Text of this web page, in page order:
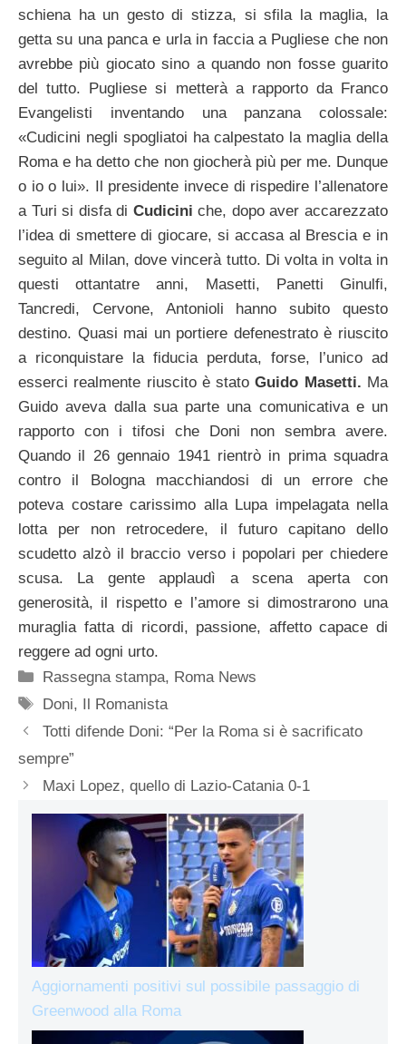
schiena ha un gesto di stizza, si sfila la maglia, la
getta su una panca e urla in faccia a Pugliese che non
avrebbe più giocato sino a quando non fosse guarito
del tutto. Pugliese si metterà a rapporto da Franco
Evangelisti inventando una panzana colossale:
«Cudicini negli spogliatoi ha calpestato la maglia della
Roma e ha detto che non giocherà più per me. Dunque
o io o lui». Il presidente invece di rispedire l’allenatore
a Turi si disfa di Cudiciniche, dopo aver accarezzato
l’idea di smettere di giocare, si accasa al Brescia e in
seguito al Milan, dove vincerà tutto. Di volta in volta in
questi ottantatre anni, Masetti, Panetti Ginulfi,
Tancredi, Cervone, Antonioli hanno subito questo
destino. Quasi mai un portiere defenestrato è riuscito
a riconquistare la fiducia perduta, forse, l’unico ad
esserci realmente riuscito è statoGuido Masetti. Ma
Guido aveva dalla sua parte una comunicativa e un
rapporto con i tifosi che Doni non sembra avere.
Quando il 26 gennaio 1941 rientrò in prima squadra
contro il Bologna macchiandosi di un errore che
poteva costare carissimo alla Lupa impelagata nella
lotta per non retrocedere, il futuro capitano dello
scudetto alzò il braccio verso i popolari per chiedere
scusa. La gente applaudì a scena aperta con
generosità, il rispetto e l’amore si dimostrarono una
muraglia fatta di ricordi, passione, affetto capace di
reggere ad ogni urto.
Categorie
Rassegna stampa, Roma News
Tag
Doni, Il Romanista
Totti difende Doni: “Per la Roma si è sacrificato
sempre”
Maxi Lopez, quello di Lazio-Catania 0-1
Aggiornamenti positivi sul possibile passaggio di
Greenwood alla Roma